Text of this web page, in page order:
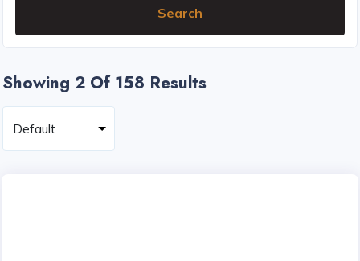
Showing 2 Of 158 Results